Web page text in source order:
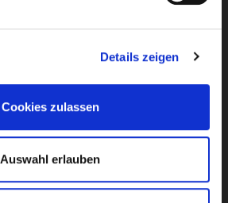
Details zeigen
Cookies zulassen
Auswahl erlauben